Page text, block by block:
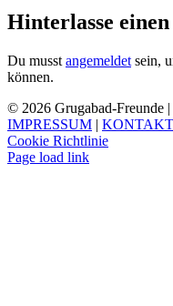
Hinterlasse
Du musst angemeldet sein,
können.
© 2026 Grugabad-Freunde |
IMPRESSUM | KONTAKT
Cookie Richtlinie
Page load link